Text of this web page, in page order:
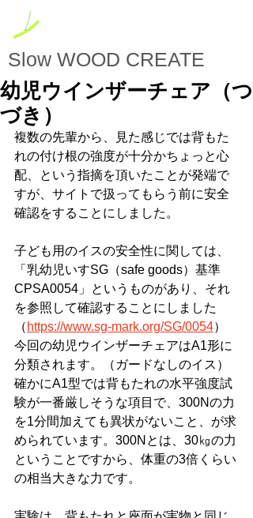
Slow WOOD CREATE
幼児ウインザーチェア（つ
づき）
複数の先輩から、見た感じでは背もた
れの付け根の強度が十分かちょっと心
配、という指摘を頂いたことが発端で
すが、サイトで扱ってもらう前に安全
確認をすることにしました。
子ども用のイスの安全性に関しては、
「乳幼児いすSG（safe goods）基準
CPSA0054」というものがあり、それ
を参照して確認することにしました
（ https://www.sg-mark.org/SG/0054）
今回の幼児ウインザーチェアはA1形に
分類されます。（ガードなしのイス）
確かにA1型では背もたれの水平強度試
験が一番厳しそうな項目で、300Nの力
を1分間加えても異状がないこと、が求
められています。300Nとは、30㎏の力
ということですから、体重の3倍くらい
の相当大きな力です。